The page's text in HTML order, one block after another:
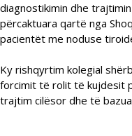
diagnostikimin dhe
përcaktuara qartë nga
pacientët me noduse
Ky rishqyrtim kolegial
forcimit të rolit të kujdesit
trajtim cilësor dhe të